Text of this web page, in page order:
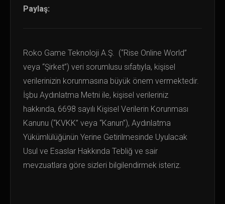
Paylaş:
Roko Game Teknoloji A.Ş. (“Rise Online World”
veya “Şirket”) veri sorumlusu sıfatıyla, kişisel
verilerinizin korunmasına büyük önem vermektedir.
İşbu Aydınlatma Metni ile, kişisel verileriniz
hakkında, 6698 sayılı Kişisel Verilerin Korunması
Kanunu (“KVKK” veya “Kanun”), Aydınlatma
Yükümlülüğünün Yerine Getirilmesinde Uyulacak
Usul ve Esaslar Hakkında Tebliğ ve sair
mevzuatlara göre sizleri bilgilendirmek isteriz.